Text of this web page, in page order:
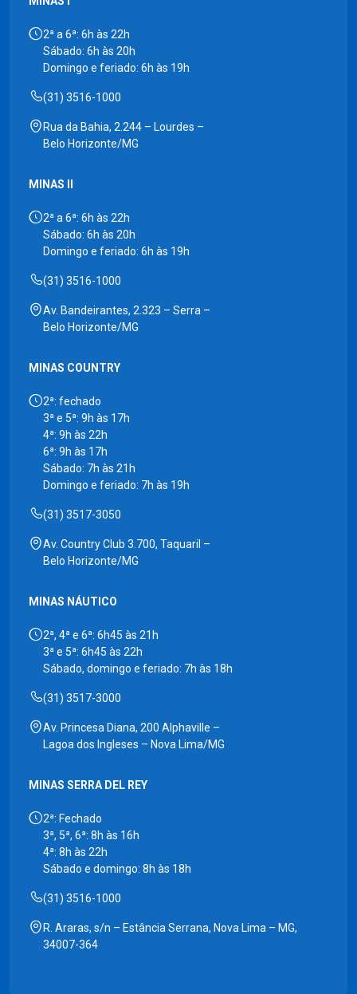
2ª a 6ª: 6h às 22h
Sábado: 6h às 20h
Domingo e feriado: 6h às 19h
(31) 3516-1000
Rua da Bahia, 2.244 – Lourdes –
Belo Horizonte/MG
MINAS II
2ª a 6ª: 6h às 22h
Sábado: 6h às 20h
Domingo e feriado: 6h às 19h
(31) 3516-1000
Av. Bandeirantes, 2.323 – Serra –
Belo Horizonte/MG
MINAS COUNTRY
2ª: fechado
3ª e 5ª: 9h às 17h
4ª: 9h às 22h
6ª: 9h às 17h
Sábado: 7h às 21h
Domingo e feriado: 7h às 19h
(31) 3517-3050
Av. Country Club 3.700, Taquaril –
Belo Horizonte/MG
MINAS NÁUTICO
2ª, 4ª e 6ª: 6h45 às 21h
3ª e 5ª: 6h45 às 22h
Sábado, domingo e feriado: 7h às 18h
(31) 3517-3000
Av. Princesa Diana, 200 Alphaville –
Lagoa dos Ingleses – Nova Lima/MG
MINAS SERRA DEL REY
2ª: Fechado
3ª, 5ª, 6ª: 8h às 16h
4ª: 8h às 22h
Sábado e domingo: 8h às 18h
(31) 3516-1000
R. Araras, s/n – Estância Serrana, Nova Lima – MG,
34007-364